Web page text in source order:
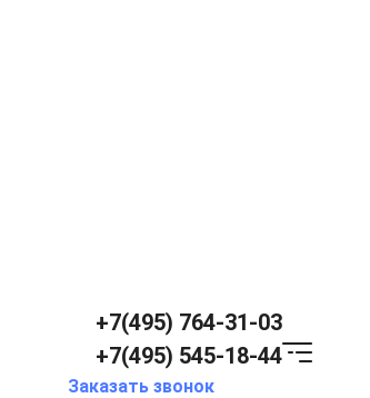
+7(495) 764-31-03
+7(495) 545-18-44
Заказать звонок